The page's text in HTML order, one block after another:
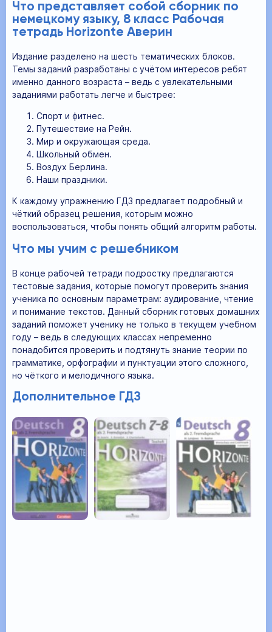
Что представляет собой сборник по
немецкому языку, 8 класс Рабочая
тетрадь Horizonte Аверин
Издание разделено на шесть тематических блоков.
Темы заданий разработаны с учётом интересов ребят
именно данного возраста – ведь с увлекательными
заданиями работать легче и быстрее:
Спорт и фитнес.
Путешествие на Рейн.
Мир и окружающая среда.
Школьный обмен.
Воздух Берлина.
Наши праздники.
К каждому упражнению ГДЗ предлагает подробный и
чёткий образец решения, которым можно
воспользоваться, чтобы понять общий алгоритм работы.
Что мы учим с решебником
В конце рабочей тетради подростку предлагаются
тестовые задания, которые помогут проверить знания
ученика по основным параметрам: аудирование, чтение
и понимание текстов. Данный сборник готовых домашних
заданий поможет ученику не только в текущем учебном
году – ведь в следующих классах непременно
понадобится проверить и подтянуть знание теории по
грамматике, орфографии и пунктуации этого сложного,
но чёткого и мелодичного языка.
Дополнительное ГДЗ